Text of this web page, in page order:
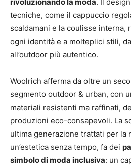
tecniche, come il cappuccio
scaldamani e la coulisse interna,
ogni identità e a molteplici stili,
all’outdoor più autentico.
Woolrich afferma da oltre un
segmento outdoor & urban, con
materiali resistenti ma raffinati,
produzioni eco-consapevoli. La
ultima generazione trattati per la
un’estetica senza tempo, fa dei
simbolo di moda inclusiva: un